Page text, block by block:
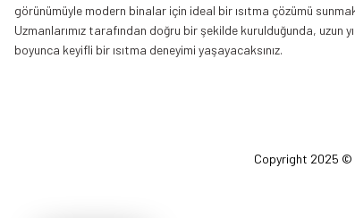
görünümüyle modern binalar için ideal bir ısıtma çözümü
Uzmanlarımız tarafından doğru bir şekilde kurulduğunda, uzun
boyunca keyifli bir ısıtma deneyimi yaşayacaksınız.
Copyright 2025 ©